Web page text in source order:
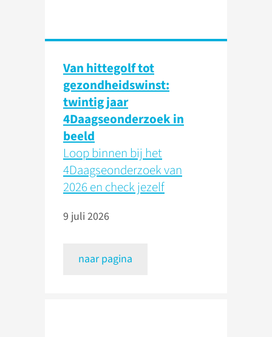
Van hittegolf tot
gezondheidswinst:
twintig jaar
4Daagseonderzoek in
beeld
Loop binnen bij het
4Daagseonderzoek van
2026 en check jezelf
9 juli 2026
naar pagina